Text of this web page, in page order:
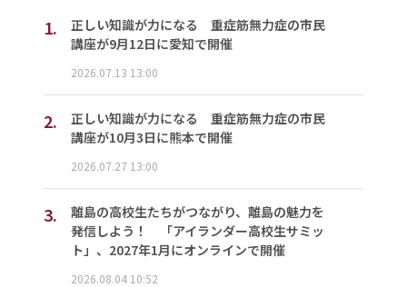
1.
正しい知識が力になる 重症筋無力症の市民
講座が9月12日に愛知で開催
2026.07.13 13:00
2.
正しい知識が力になる 重症筋無力症の市民
講座が10月3日に熊本で開催
2026.07.27 13:00
3.
離島の高校生たちがつながり、離島の魅力を
発信しよう！ 「アイランダー高校生サミッ
ト」、2027年1月にオンラインで開催
2026.08.04 10:52